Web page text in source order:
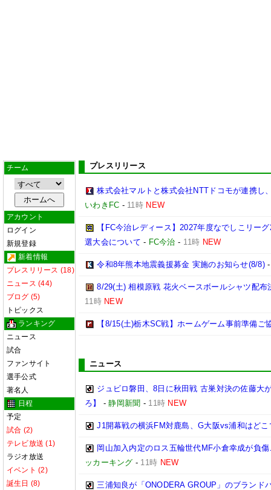
チーム
アカウント
ログイン
新規登録
新着情報
プレスリリース (18)
ニュース (44)
ブログ (5)
トピックス
ランキング
ニュース
試合
ファンサイト
選手公式
著名人
日程
予定
試合 (2)
テレビ放送 (1)
ラジオ放送
イベント (2)
誕生日 (8)
プレスリリース
株式会社マルトと株式会社NTTドコモが連携し
いわきFC - 11時 NEW
【FC今治レディース】2027年度なでしこリー
選大会について - FC今治 - 11時 NEW
令和8年熊本地震義援募金 実施のお知らせ(8/8)
8/29(土) 相模原戦 花火ベースボールシャツ配
11時 NEW
【8/15(土)栃木SC戦】ホームゲーム事前準備ご
ニュース
ジュビロ磐田、8日に秋田戦 古巣対決の佐藤大
ろ】
-静岡新聞 - 11時 NEW
J1開幕戦の横浜FM対鹿島、G大阪vs浦和はど
岡山加入内定のロス五輪世代MF小倉幸成が負
ッカーキング - 11時 NEW
三浦知良が「ONODERA GROUP」のブランド